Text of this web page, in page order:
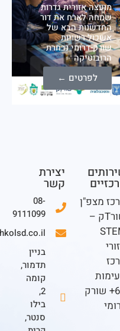
גדרות
את דור
הבא של
נבחרת
←
יצירת
קשר
08-
9111099
office@eshkolsd.co.il
2,